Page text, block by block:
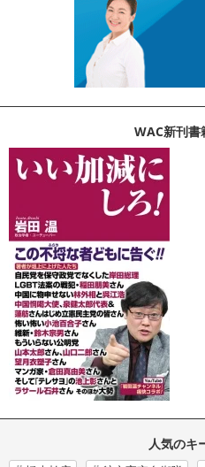
WAC新刊書
人気のキ